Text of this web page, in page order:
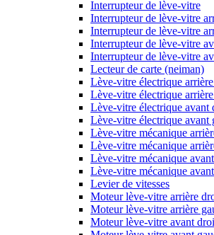
Interrupteur de lève-vitre
Interrupteur de lève-vitre
Interrupteur de lève-vitre
Interrupteur de lève-vitre
Interrupteur de lève-vitre
Lecteur de carte (neiman)
Lève-vitre électrique
Lève-vitre électrique
Lève-vitre électrique avant
Lève-vitre électrique avant
Lève-vitre mécanique
Lève-vitre mécanique
Lève-vitre mécanique
Lève-vitre mécanique
Levier de vitesses
Moteur lève-vitre arrière
Moteur lève-vitre arrière
Moteur lève-vitre avant